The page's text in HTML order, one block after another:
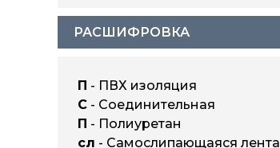
РАСШИФРОВКА
П - ПВХ изоляция
С - Соединительная
П - Полиуретан
сл - Самослипающаяся лента